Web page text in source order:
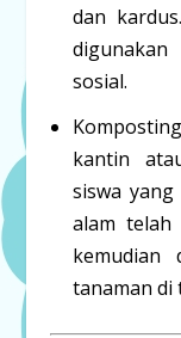
dan
sosial.
kantin
siswa
alam telah
kemudian
tanaman di